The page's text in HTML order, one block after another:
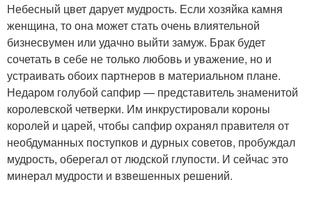
Небесный цвет дарует мудрость. Если хозяйка камня
женщина, то она может стать очень влиятельной
бизнесвумен или удачно выйти замуж. Брак будет
сочетать в себе не только любовь и уважение, но и
устраивать обоих партнеров в материальном плане.
Недаром голубой сапфир — представитель знаменитой
королевской четверки. Им инкрустировали короны
королей и царей, чтобы сапфир охранял правителя от
необдуманных поступков и дурных советов, пробуждал
мудрость, оберегал от людской глупости. И сейчас это
минерал мудрости и взвешенных решений.